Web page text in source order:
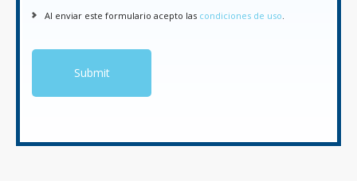
Al enviar este formulario acepto las condiciones de uso